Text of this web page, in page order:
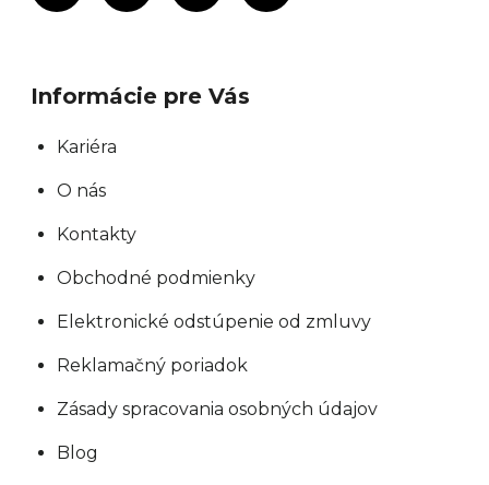
Informácie pre Vás
Kariéra
O nás
Kontakty
Obchodné podmienky
Elektronické odstúpenie od zmluvy
Reklamačný poriadok
Zásady spracovania osobných údajov
Blog